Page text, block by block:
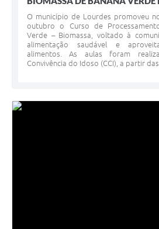
O município de Lourdes promoveu
outubro o Curso de
Verde – Biomassa, voltado à
alimentação saudável e
alimentos. As aulas foram
Convivência do Idoso (CCI), a partir das